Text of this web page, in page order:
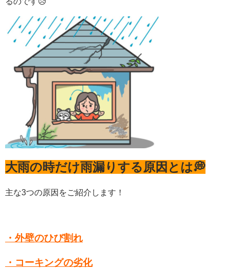
大雨の時だけ雨漏りする原因とは💭
主な3つの原因をご紹介します！
・外壁のひび割れ
・ コーキングの劣化